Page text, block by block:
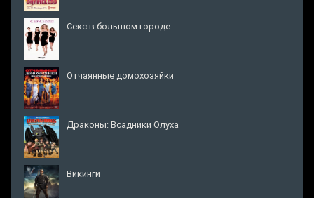
Секс в большом городе
Отчаянные домохозяйки
Драконы: Всадники Олуха
Викинги